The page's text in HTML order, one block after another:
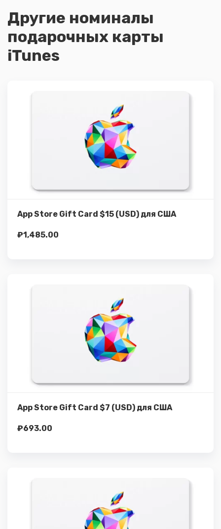
Другие номиналы
подарочных карты
iTunes
App Store Gift Card $15 (USD) для США
₽1,485.00
Подробнее
App Store Gift Card $7 (USD) для США
₽693.00
Подробнее